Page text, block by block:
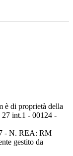
di proprietà della
int.1 - 00124 -
- N. REA: RM
gestito da